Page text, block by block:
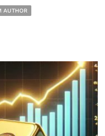
AUTHOR